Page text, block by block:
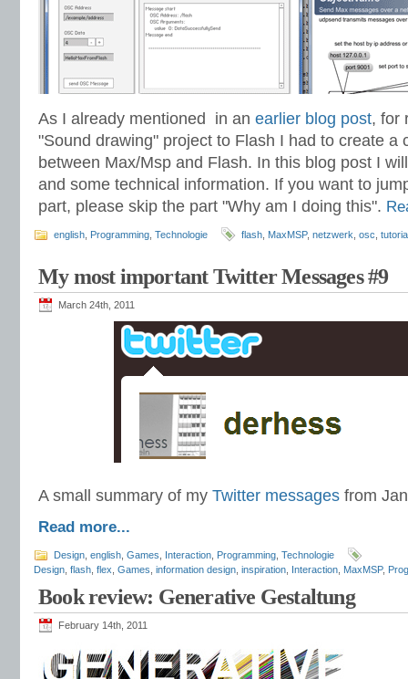
As I already mentioned in an earlier blog post, for
"Sound drawing" project to Flash I had to create a
between Max/Msp and Flash. In this blog post I
and some technical information. If you want to
part, please skip the part "Why am I doing this".
english Programming Technologie flash MaxMSP, netzwerk osc
My most important Twitter Messages #9
March 24th, 2011
A small summary of my Twitter messages from
Read more...
Design english Games Interaction Programming Technologie
Design flash flex Games information design inspiration Interaction MaxMSP,
Book review: Generative Gestaltung
February 14th, 2011